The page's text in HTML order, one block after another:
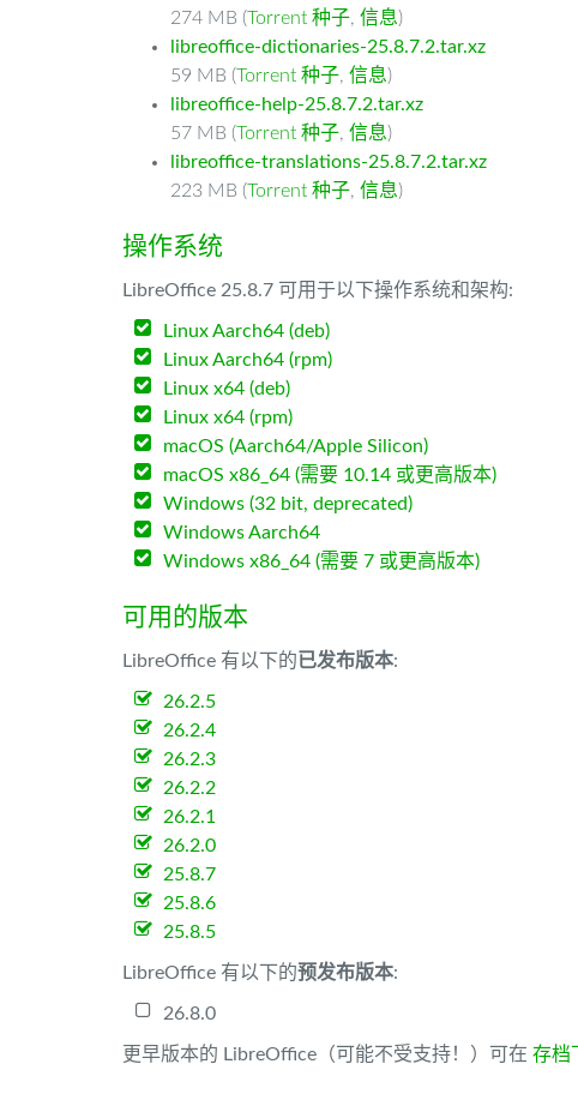
274 MB (Torrent 种子, 信息)
libreoffice-dictionaries-25.8.7.2.tar.xz
59 MB (Torrent 种子, 信息)
libreoffice-help-25.8.7.2.tar.xz
57 MB (Torrent 种子, 信息)
libreoffice-translations-25.8.7.2.tar.xz
223 MB (Torrent 种子, 信息)
操作系统
LibreOffice 25.8.7 可用于以下操作系统和架构:
Linux Aarch64 (deb)
Linux Aarch64 (rpm)
Linux x64 (deb)
Linux x64 (rpm)
macOS (Aarch64/Apple Silicon)
macOS x86_64 (需要 10.14 或更高版本)
Windows (32 bit, deprecated)
Windows Aarch64
Windows x86_64 (需要 7 或更高版本)
可用的版本
LibreOffice 有以下的已发布版本:
26.2.5
26.2.4
26.2.3
26.2.2
26.2.1
26.2.0
25.8.7
25.8.6
25.8.5
LibreOffice 有以下的预发布版本:
26.8.0
更早版本的 LibreOffice（可能不受支持！）可在 存档